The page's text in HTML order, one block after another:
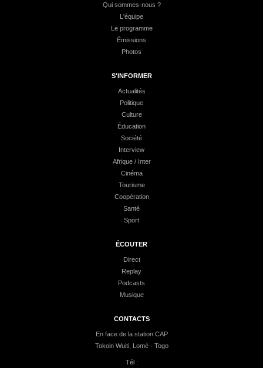
Qui sommes-nous ?
L'équipe
Le programme
Émissions
Photos
S'INFORMER
Actualités
Politique
Culture
Éducation
Société
Interview
Afrique / Inter
Cinéma
Tourisme
Coopération
Santé
Sport
ÉCOUTER
Direct
Replay
Podcasts
Musique
CONTACTS
En face de la station CAP
Tokoin Wuiti, Lomé - Togo
Tél :